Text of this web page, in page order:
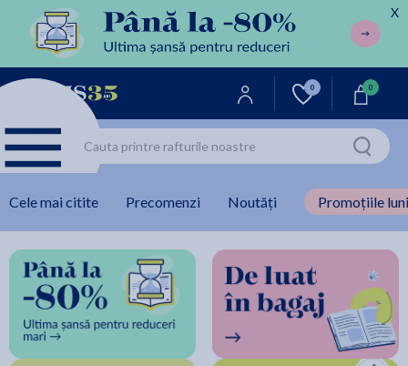
X
0 0
Cele mai citite Precomenzi Noutăți Promoțiile